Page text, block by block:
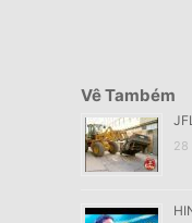
Vê Também
28